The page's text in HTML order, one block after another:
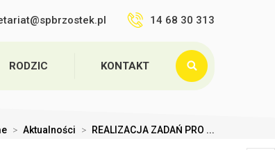
14 68 30 313
RODZIC KONTAKT
> Aktualności > REALIZACJA ZADAŃ PRO ...